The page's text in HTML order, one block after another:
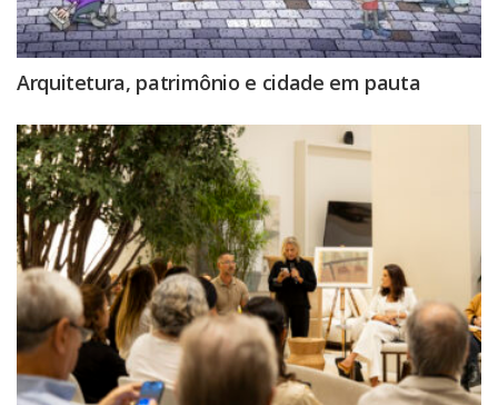
Arquitetura, patrimônio e cidade em pauta